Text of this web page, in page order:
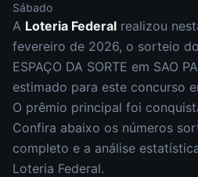
Sábado
A Loteria Federal realizou
fevereiro de 2026, o sorteio do
ESPAÇO DA SORTE em SAO
estimado para este concurso
O prêmio principal foi
Confira abaixo os números
completo e a análise
Loteria Federal.